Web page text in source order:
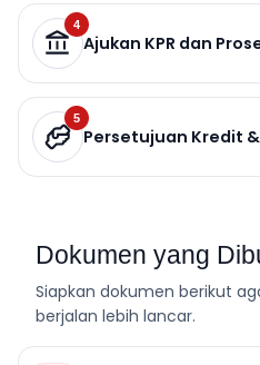
4
Ajukan KPR dan
5
Persetujuan Kredit
Dokumen yang
Siapkan dokumen berikut
berjalan lebih lancar.